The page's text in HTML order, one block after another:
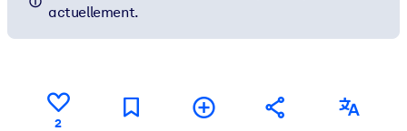
actuellement.
2